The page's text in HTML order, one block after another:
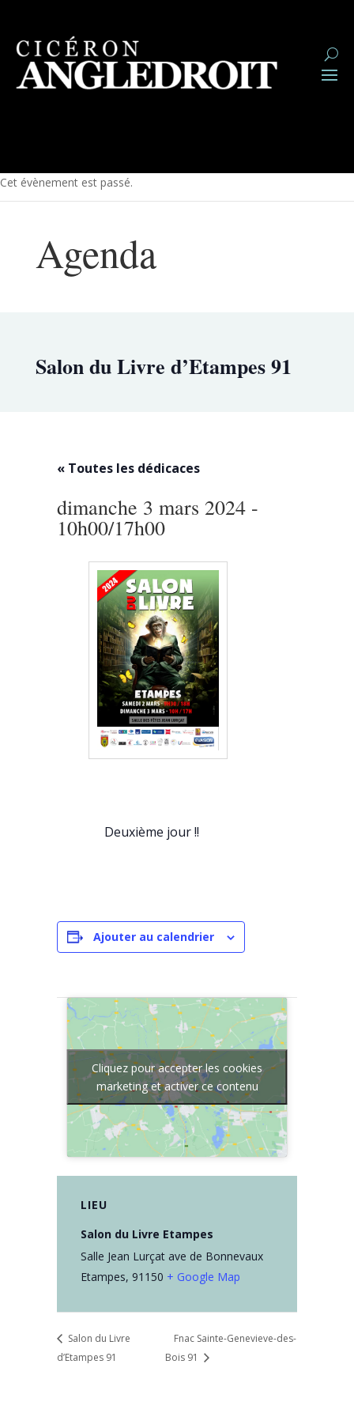
Cet évènement est passé.
Agenda
Salon du Livre d’Etampes 91
« Toutes les dédicaces
dimanche 3 mars 2024 -
10h00/17h00
Deuxième jour !!
Ajouter au calendrier
LIEU
Salon du Livre Etampes
Salle Jean Lurçat ave de Bonnevaux
Etampes, 91150 + Google Map
Cliquez pour accepter les cookies
marketing et activer ce contenu
Salon du Livre
d’Etampes 91
Fnac Sainte-Genevieve-des-
Bois 91